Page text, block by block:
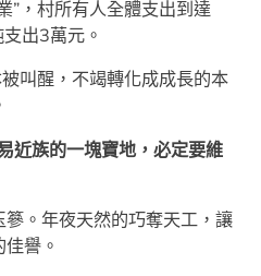
”，村所有人全體支出到達
出3萬元。
叫醒，不竭轉化成成長的本
近族的一塊寶地，必定要維
。年夜天然的巧奪天工，讓
譽。